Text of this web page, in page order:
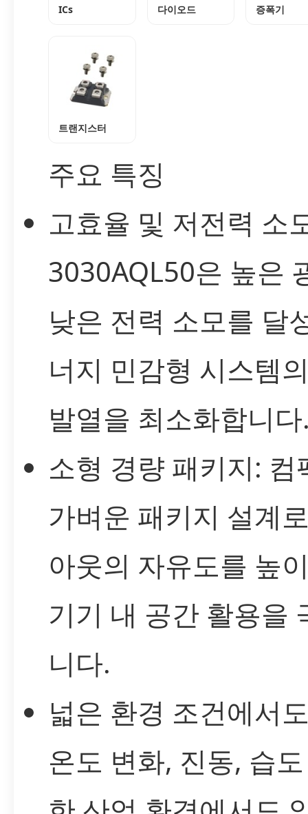
ICs 다이오드 증폭기
트랜지스터
주요 특징
고효율 및 저전력 소
3030AQL50은 높은
낮은 전력 소모를 달
너지 민감형 시스템
발열을 최소화합니
소형 경량 패키지: 컴
가벼운 패키지 설계
아웃의 자유도를 높
기기 내 공간 활용을
니다.
넓은 환경 조건에서
온도 변화, 진동, 습